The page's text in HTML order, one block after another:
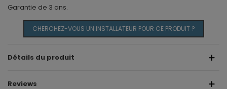
Garantie de 3 ans.
CHERCHEZ-VOUS UN INSTALLATEUR POUR CE PRODUIT ?
Détails du produit
Reviews